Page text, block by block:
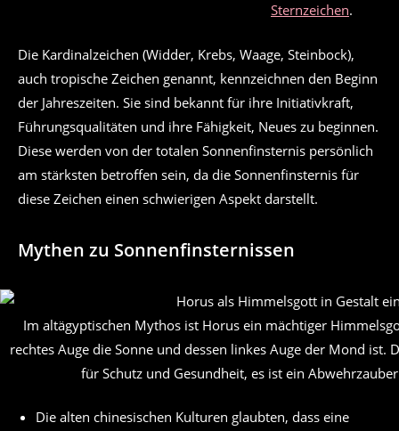
Sternzeichen.
Die Kardinalzeichen (Widder, Krebs, Waage, Steinbock),
auch tropische Zeichen genannt, kennzeichnen den Beginn
der Jahreszeiten. Sie sind bekannt für ihre Initiativkraft,
Führungsqualitäten und ihre Fähigkeit, Neues zu beginnen.
Diese werden von der totalen Sonnenfinsternis persönlich
am stärksten betroffen sein, da die Sonnenfinsternis für
diese Zeichen einen schwierigen Aspekt darstellt.
Mythen zu Sonnenfinsternissen
Im altägyptischen Mythos ist Horus ein mächtiger
rechtes Auge die Sonne und dessen linkes Auge der Mond ist.
für Schutz und Gesundheit, es ist ein
Die alten chinesischen Kulturen glaubten, dass eine